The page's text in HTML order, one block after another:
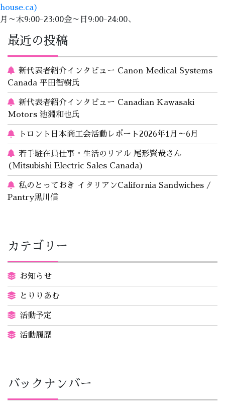
house.ca)
月～木9:00-23:00金～日9:00-24:00、
最近の投稿
新代表者紹介インタビュー Canon Medical Systems
Canada 平田智樹氏
新代表者紹介インタビュー Canadian Kawasaki
Motors 池淵和也氏
トロント日本商工会活動レポート2026年1月～6月
若手駐在員仕事・生活のリアル 尾形賢哉さん
(Mitsubishi Electric Sales Canada)
私のとっておき イタリアンCalifornia Sandwiches /
Pantry黒川信
カテゴリー
お知らせ
とりりあむ
活動予定
活動履歴
バックナンバー